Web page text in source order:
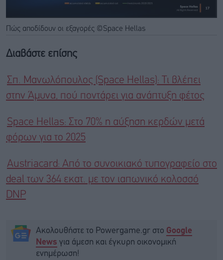
Πώς αποδίδουν οι εξαγορές ©Space Hellas
Διαβάστε επίσης
Σπ. Μανωλόπουλος (Space Hellas): Τι βλέπει
στην Άμυνα, πού ποντάρει για ανάπτυξη φέτος
Space Hellas: Στο 70% η αύξηση κερδών μετά
φόρων για το 2025
Austriacard: Από το συνοικιακό τυπογραφείο στο
deal των 364 εκατ. με τον ιαπωνικό κολοσσό
DNP
Ακολουθήστε το Powergame.gr στο Google
News για άμεση και έγκυρη οικονομική
ενημέρωση!